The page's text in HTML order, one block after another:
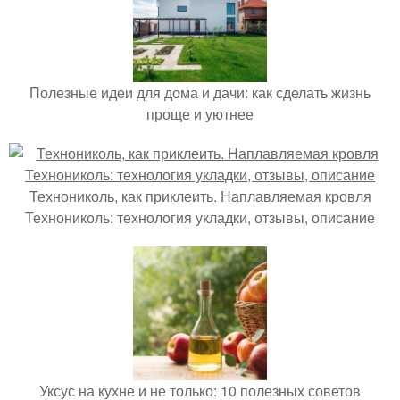
Полезные идеи для дома и дачи: как сделать жизнь
проще и уютнее
Технониколь, как приклеить. Наплавляемая кровля
Технониколь: технология укладки, отзывы, описание
Уксус на кухне и не только: 10 полезных советов